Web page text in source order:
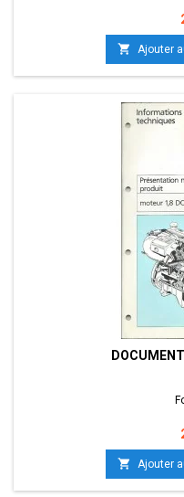
 Ajouter
 Ajouter